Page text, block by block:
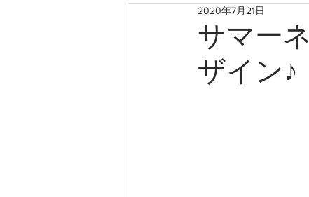
無題のカテゴリー
サマー
ザイン♪
2020年7月21日